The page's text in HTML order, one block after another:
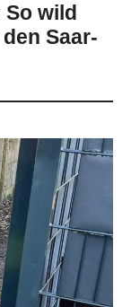
So wild
Saar-